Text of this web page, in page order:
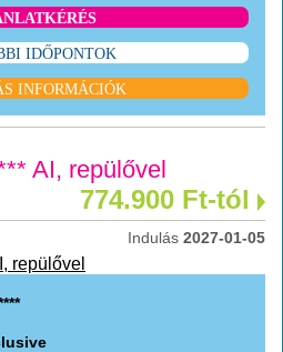
IDŐPONTOK
INFORMÁCIÓK
AI, repülővel
774.900 Ft-tól
Indulás 2027-01-05